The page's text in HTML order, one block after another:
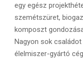
egy egész
szemétszüret,
komposzt
Nagyon sok
élelmiszer-gyártó